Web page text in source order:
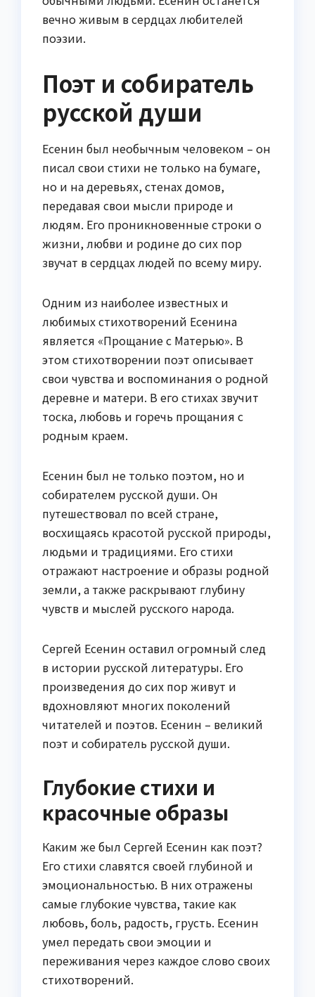
вечно живым в сердцах любителей
поэзии.
Поэт и собиратель
русской души
Есенин был необычным человеком – он
писал свои стихи не только на бумаге,
но и на деревьях, стенах домов,
передавая свои мысли природе и
людям. Его проникновенные строки о
жизни, любви и родине до сих пор
звучат в сердцах людей по всему миру.
Одним из наиболее известных и
любимых стихотворений Есенина
является «Прощание с Матерью». В
этом стихотворении поэт описывает
свои чувства и воспоминания о родной
деревне и матери. В его стихах звучит
тоска, любовь и горечь прощания с
родным краем.
Есенин был не только поэтом, но и
собирателем русской души. Он
путешествовал по всей стране,
восхищаясь красотой русской природы,
людьми и традициями. Его стихи
отражают настроение и образы родной
земли, а также раскрывают глубину
чувств и мыслей русского народа.
Сергей Есенин оставил огромный след
в истории русской литературы. Его
произведения до сих пор живут и
вдохновляют многих поколений
читателей и поэтов. Есенин – великий
поэт и собиратель русской души.
Глубокие стихи и
красочные образы
Каким же был Сергей Есенин как поэт?
Его стихи славятся своей глубиной и
эмоциональностью. В них отражены
самые глубокие чувства, такие как
любовь, боль, радость, грусть. Есенин
умел передать свои эмоции и
переживания через каждое слово своих
стихотворений.